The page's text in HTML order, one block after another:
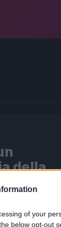
of your
below opt-out
della
riflettere: